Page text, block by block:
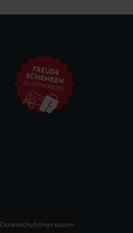
DatenschutzImpressum